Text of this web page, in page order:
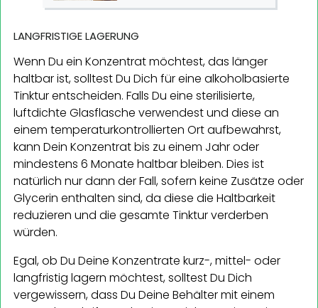
LANGFRISTIGE LAGERUNG
Wenn Du ein Konzentrat möchtest, das länger
haltbar ist, solltest Du Dich für eine alkoholbasierte
Tinktur entscheiden. Falls Du eine sterilisierte,
luftdichte Glasflasche verwendest und diese an
einem temperaturkontrollierten Ort aufbewahrst,
kann Dein Konzentrat bis zu einem Jahr oder
mindestens 6 Monate haltbar bleiben. Dies ist
natürlich nur dann der Fall, sofern keine Zusätze oder
Glycerin enthalten sind, da diese die Haltbarkeit
reduzieren und die gesamte Tinktur verderben
würden.
Egal, ob Du Deine Konzentrate kurz-, mittel- oder
langfristig lagern möchtest, solltest Du Dich
vergewissern, dass Du Deine Behälter mit einem